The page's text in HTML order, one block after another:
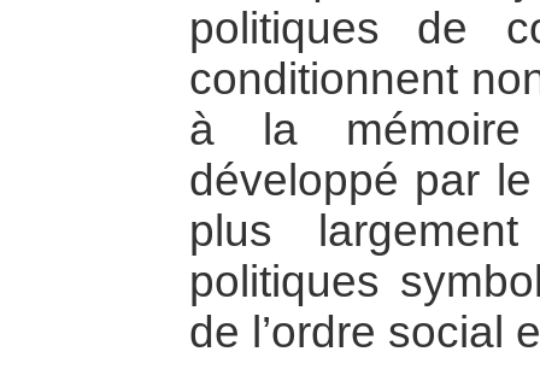
politiques de
conditionnent
à la
développé par
plus
politiques
de l’ordre social